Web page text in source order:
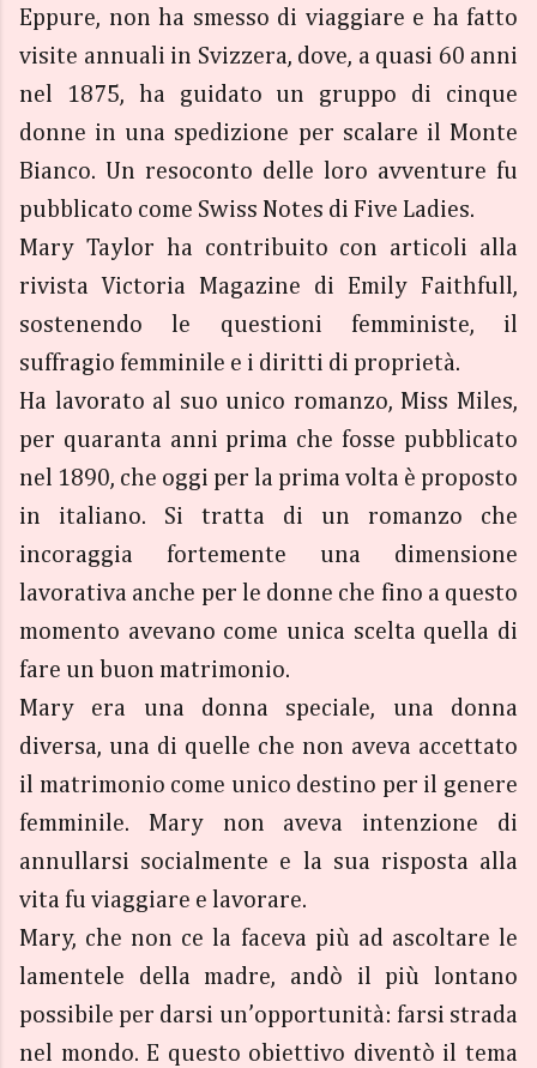
Eppure, non ha smesso di viaggiare e ha fatto
visite annuali in Svizzera, dove, a quasi 60 anni
nel 1875, ha guidato un gruppo di cinque
donne in una spedizione per scalare il Monte
Bianco. Un resoconto delle loro avventure fu
pubblicato come Swiss Notes di Five Ladies.
Mary Taylor ha contribuito con articoli alla
rivista Victoria Magazine di Emily Faithfull,
sostenendo le questioni femministe, il
suffragio femminile e i diritti di proprietà.
Ha lavorato al suo unico romanzo, Miss Miles,
per quaranta anni prima che fosse pubblicato
nel 1890, che oggi per la prima volta è proposto
in italiano. Si tratta di un romanzo che
incoraggia fortemente una dimensione
lavorativa anche per le donne che fino a questo
momento avevano come unica scelta quella di
fare un buon matrimonio.
Mary era una donna speciale, una donna
diversa, una di quelle che non aveva accettato
il matrimonio come unico destino per il genere
femminile. Mary non aveva intenzione di
annullarsi socialmente e la sua risposta alla
vita fu viaggiare e lavorare.
Mary, che non ce la faceva più ad ascoltare le
lamentele della madre, andò il più lontano
possibile per darsi un’opportunità: farsi strada
nel mondo. E questo obiettivo diventò il tema